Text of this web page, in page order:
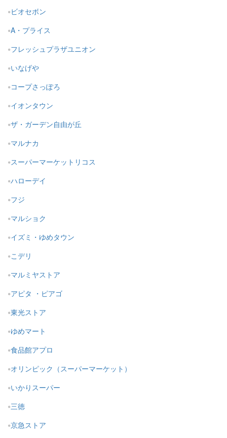
ビオセボン
A・プライス
フレッシュプラザユニオン
いなげや
コープさっぽろ
イオンタウン
ザ・ガーデン自由が丘
マルナカ
スーパーマーケットリコス
ハローデイ
フジ
マルショク
イズミ・ゆめタウン
こデリ
マルミヤストア
アピタ ・ピアゴ
東光ストア
ゆめマート
食品館アプロ
オリンピック（スーパーマーケット）
いかりスーパー
三徳
京急ストア